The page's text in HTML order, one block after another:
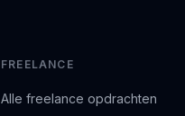
FREELANCE
Alle freelance opdrachten